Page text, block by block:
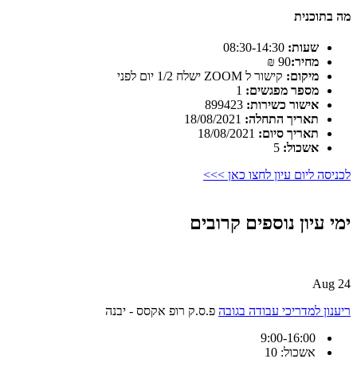
מה בתוכנית
שעות:
מחיר:90 ₪
מיקום: קישור ל ZOOM ישלח 1/2 יום לפני
מספר מפגשים:
אישור כשירות:
תאריך התחלה:
תאריך סיום:
אשכול:
לכניסה ליום עיון לחצו כאן >>>
ימי עיון נוספים קרובים
24 Aug
ריענון למדריכי עבודה בגובה פ.ס.ק רופ אקסס - יבנה
אשכול: 10